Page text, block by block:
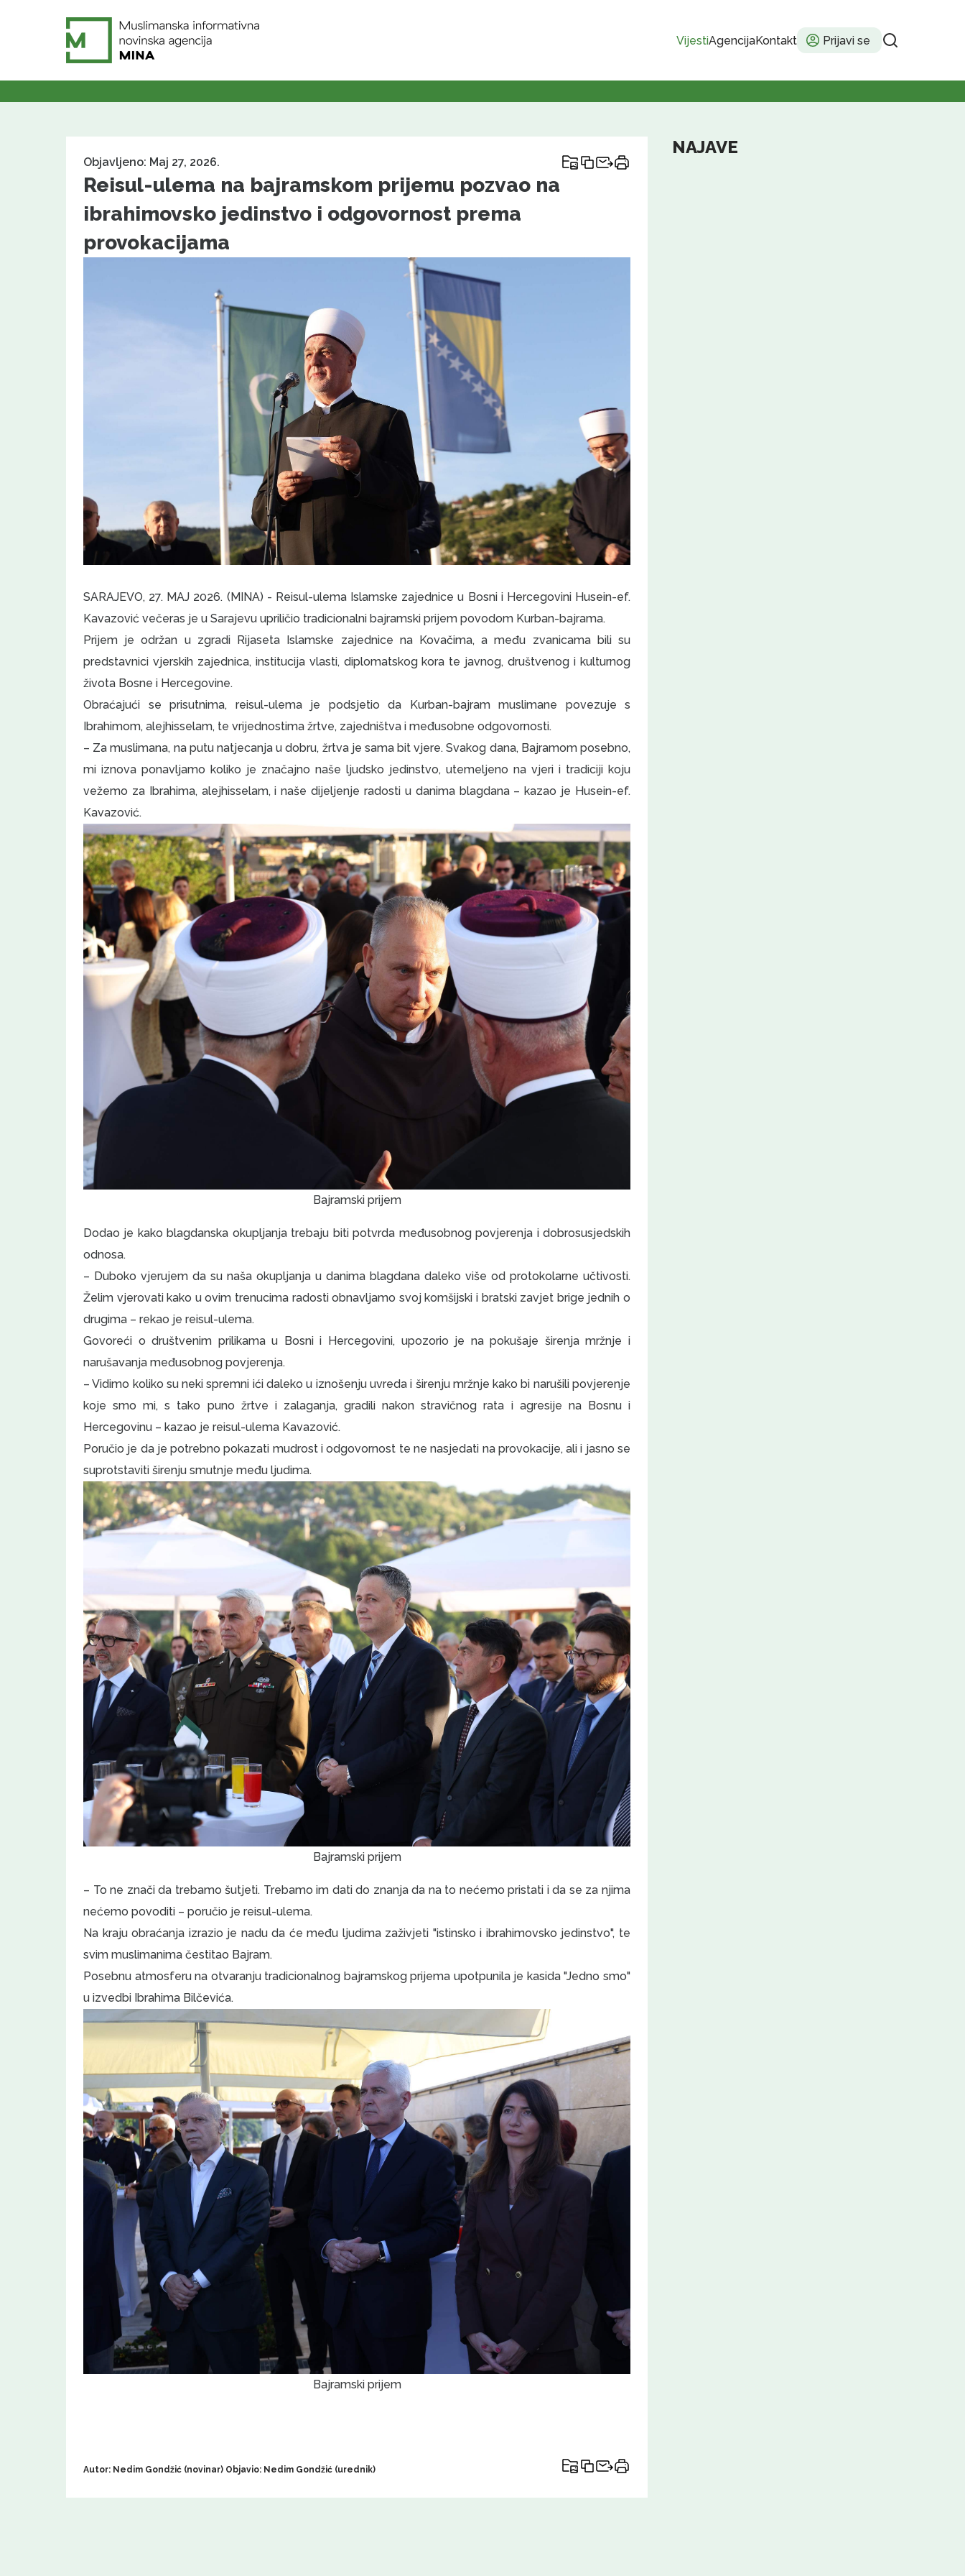
VijestiAgencijaKontakt Prijavi se
Objavljeno: Maj 27, 2026.
Reisul-ulema na bajramskom prijemu pozvao na
ibrahimovsko jedinstvo i odgovornost prema
provokacijama
SARAJEVO, 27. MAJ 2026. (MINA) - Reisul-ulema Islamske zajednice u Bosni i Hercegovini Husein-ef.
Kavazović večeras je u Sarajevu upriličio tradicionalni bajramski prijem povodom Kurban-bajrama.
Prijem je održan u zgradi Rijaseta Islamske zajednice na Kovačima, a među zvanicama bili su
predstavnici vjerskih zajednica, institucija vlasti, diplomatskog kora te javnog, društvenog i kulturnog
života Bosne i Hercegovine.
Obraćajući se prisutnima, reisul-ulema je podsjetio da Kurban-bajram muslimane povezuje s
Ibrahimom, alejhisselam, te vrijednostima žrtve, zajedništva i međusobne odgovornosti.
– Za muslimana, na putu natjecanja u dobru, žrtva je sama bit vjere. Svakog dana, Bajramom posebno,
mi iznova ponavljamo koliko je značajno naše ljudsko jedinstvo, utemeljeno na vjeri i tradiciji koju
vežemo za Ibrahima, alejhisselam, i naše dijeljenje radosti u danima blagdana – kazao je Husein-ef.
Kavazović.
Bajramski prijem
Dodao je kako blagdanska okupljanja trebaju biti potvrda međusobnog povjerenja i dobrosusjedskih
odnosa.
– Duboko vjerujem da su naša okupljanja u danima blagdana daleko više od protokolarne učtivosti.
Želim vjerovati kako u ovim trenucima radosti obnavljamo svoj komšijski i bratski zavjet brige jednih o
drugima – rekao je reisul-ulema.
Govoreći o društvenim prilikama u Bosni i Hercegovini, upozorio je na pokušaje širenja mržnje i
narušavanja međusobnog povjerenja.
– Vidimo koliko su neki spremni ići daleko u iznošenju uvreda i širenju mržnje kako bi narušili povjerenje
koje smo mi, s tako puno žrtve i zalaganja, gradili nakon stravičnog rata i agresije na Bosnu i
Hercegovinu – kazao je reisul-ulema Kavazović.
Poručio je da je potrebno pokazati mudrost i odgovornost te ne nasjedati na provokacije, ali i jasno se
suprotstaviti širenju smutnje među ljudima.
Bajramski prijem
– To ne znači da trebamo šutjeti. Trebamo im dati do znanja da na to nećemo pristati i da se za njima
nećemo povoditi – poručio je reisul-ulema.
Na kraju obraćanja izrazio je nadu da će među ljudima zaživjeti "istinsko i ibrahimovsko jedinstvo", te
svim muslimanima čestitao Bajram.
Posebnu atmosferu na otvaranju tradicionalnog bajramskog prijema upotpunila je kasida "Jedno smo"
u izvedbi Ibrahima Bilčevića.
Bajramski prijem
Autor: Nedim Gondžić (novinar) Objavio: Nedim Gondžić (urednik)
NAJAVE